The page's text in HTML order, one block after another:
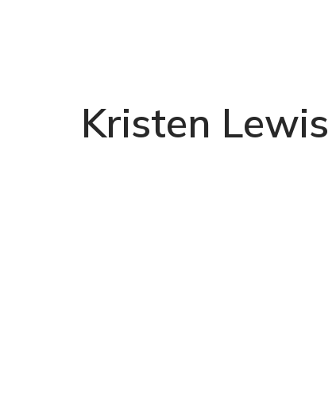
Kristen Lewis